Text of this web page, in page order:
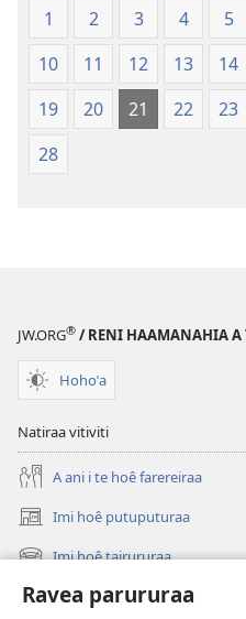
Ravea parururaa
1 2 3 4 5
10
11 12 13 14
19
20 21 22 23
28
JW.ORG® / RENI HAAMANAHIA A
Hohoˈa
Natiraa vitiviti
A ani i te hoê farereiraa
Imi hoê putuputuraa
(opens
new Imi hoê tairururaa
(opens
new
window)
Eaha te mea apî